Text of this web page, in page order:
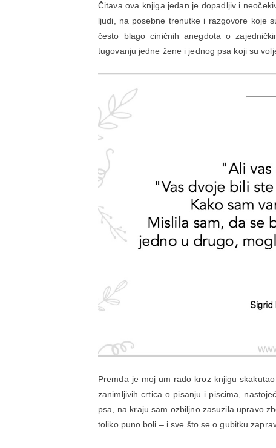
Čitava ova knjiga jedan je dopadljiv i
ljudi, na posebne trenutke i razgovore koje
često blago ciničnih anegdota o
tugovanju jedne žene i jednog psa koji su
Premda je moj um rado kroz knjigu
zanimljivih crtica o pisanju i piscima,
psa, na kraju sam ozbiljno zasuzila upravo
toliko puno boli – i sve što se o gubitku